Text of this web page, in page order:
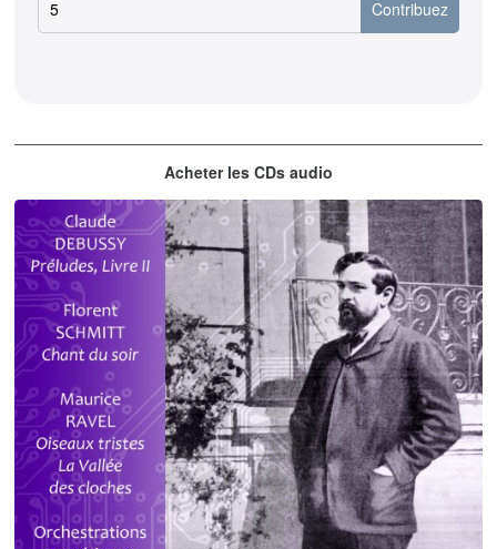
Acheter les CDs audio